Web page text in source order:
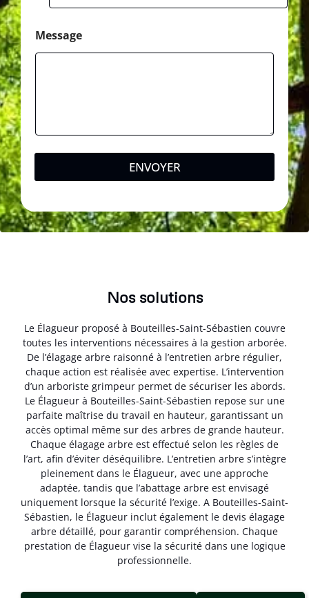
Message
ENVOYER
Nos solutions
Le Élagueur proposé à Bouteilles-Saint-Sébastien couvre
toutes les interventions nécessaires à la gestion arborée.
De l’élagage arbre raisonné à l’entretien arbre régulier,
chaque action est réalisée avec expertise. L’intervention
d’un arboriste grimpeur permet de sécuriser les abords.
Le Élagueur à Bouteilles-Saint-Sébastien repose sur une
parfaite maîtrise du travail en hauteur, garantissant un
accès optimal même sur des arbres de grande hauteur.
Chaque élagage arbre est effectué selon les règles de
l’art, afin d’éviter déséquilibre. L’entretien arbre s’intègre
pleinement dans le Élagueur, avec une approche
adaptée, tandis que l’abattage arbre est envisagé
uniquement lorsque la sécurité l’exige. A Bouteilles-Saint-
Sébastien, le Élagueur inclut également le devis élagage
arbre détaillé, pour garantir compréhension. Chaque
prestation de Élagueur vise la sécurité dans une logique
professionnelle.